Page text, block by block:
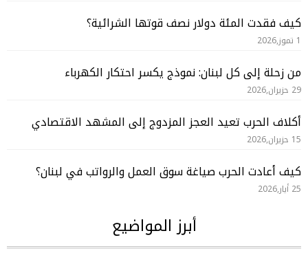
كيف فقدت المئة دولار نصف قوتها الشرائية؟
1 تموز,2026
من زحلة إلى كل لبنان: نموذج يكسر احتكار الكهرباء
29 حزيران,2026
أكلاف الحرب تعيد العجز المزدوج إلى المشهد الاقتصادي
15 حزيران,2026
كيف أعادت الحرب صياغة سوق العمل والرواتب في لبنان؟
25 أيار,2026
أبرز المواضيع